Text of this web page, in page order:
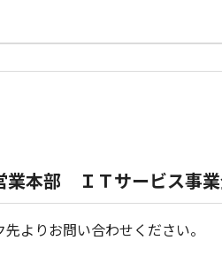
業本部 ＩＴサービス事
よりお問い合わせください。